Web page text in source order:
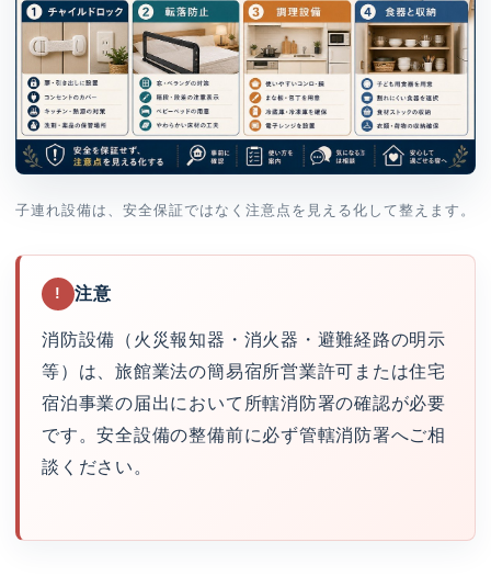
子連れ設備は、安全保証ではなく注意点を見える化して整えます。
! 注意
消防設備（火災報知器・消火器・避難経路の明示
等）は、旅館業法の簡易宿所営業許可または住宅
宿泊事業の届出において所轄消防署の確認が必要
です。安全設備の整備前に必ず管轄消防署へご相
談ください。